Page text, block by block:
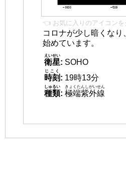
👈 お気に入りのアイコンを
コロナが少し暗くな
始めています。
衛星
えいせい
: SOHO
時刻
じこく
: 19時13分
種類
しゅるい
: 極端紫外線
きょくたんしがいせん